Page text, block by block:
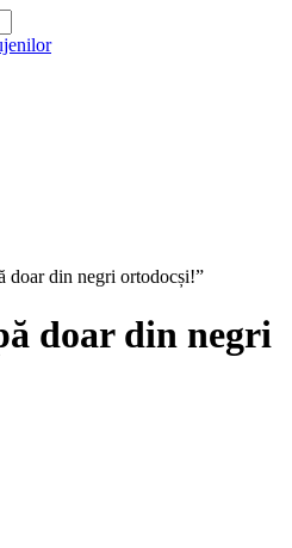
doar din negri ortodocși!”
doar din negri